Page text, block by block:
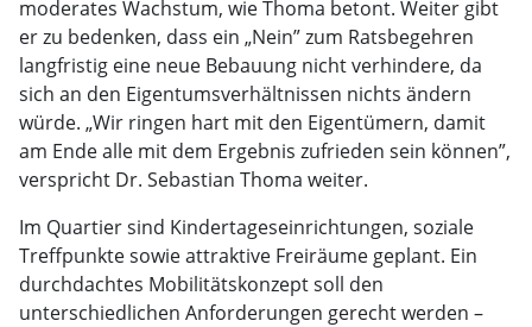
moderates Wachstum, wie Thoma betont. Weiter gibt
er zu bedenken, dass ein „Nein” zum Ratsbegehren
langfristig eine neue Bebauung nicht verhindere, da
sich an den Eigentumsverhältnissen nichts ändern
würde. „Wir ringen hart mit den Eigentümern, damit
am Ende alle mit dem Ergebnis zufrieden sein können”,
verspricht Dr. Sebastian Thoma weiter.
Im Quartier sind Kindertageseinrichtungen, soziale
Treffpunkte sowie attraktive Freiräume geplant. Ein
durchdachtes Mobilitätskonzept soll den
unterschiedlichen Anforderungen gerecht werden –